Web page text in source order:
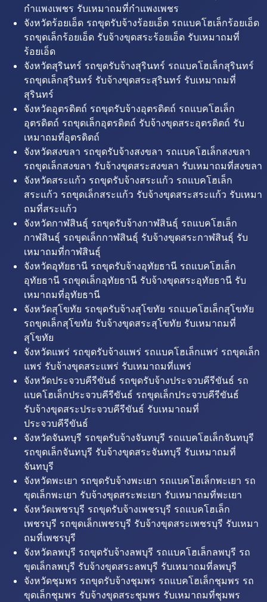
กำแพงเพชร รับเหมาถมที่กำแพงเพชร
จังหวัดร้อยเอ็ด รถขุดรับจ้างร้อยเอ็ด รถแบคโฮเล็กร้อยเอ็ด
รถขุดเล็กร้อยเอ็ด รับจ้างขุดสระร้อยเอ็ด รับเหมาถมที่
ร้อยเอ็ด
จังหวัดสุรินทร์ รถขุดรับจ้างสุรินทร์ รถแบคโฮเล็กสุรินทร์
รถขุดเล็กสุรินทร์ รับจ้างขุดสระสุรินทร์ รับเหมาถมที่
สุรินทร์
จังหวัดอุตรดิตถ์ รถขุดรับจ้างอุตรดิตถ์ รถแบคโฮเล็ก
อุตรดิตถ์ รถขุดเล็กอุตรดิตถ์ รับจ้างขุดสระอุตรดิตถ์ รับ
เหมาถมที่อุตรดิตถ์
จังหวัดสงขลา รถขุดรับจ้างสงขลา รถแบคโฮเล็กสงขลา
รถขุดเล็กสงขลา รับจ้างขุดสระสงขลา รับเหมาถมที่สงขลา
จังหวัดสระแก้ว รถขุดรับจ้างสระแก้ว รถแบคโฮเล็ก
สระแก้ว รถขุดเล็กสระแก้ว รับจ้างขุดสระสระแก้ว รับเหมา
ถมที่สระแก้ว
จังหวัดกาฬสินธุ์ รถขุดรับจ้างกาฬสินธุ์ รถแบคโฮเล็ก
กาฬสินธุ์ รถขุดเล็กกาฬสินธุ์ รับจ้างขุดสระกาฬสินธุ์ รับ
เหมาถมที่กาฬสินธุ์
จังหวัดอุทัยธานี รถขุดรับจ้างอุทัยธานี รถแบคโฮเล็ก
อุทัยธานี รถขุดเล็กอุทัยธานี รับจ้างขุดสระอุทัยธานี รับ
เหมาถมที่อุทัยธานี
จังหวัดสุโขทัย รถขุดรับจ้างสุโขทัย รถแบคโฮเล็กสุโขทัย
รถขุดเล็กสุโขทัย รับจ้างขุดสระสุโขทัย รับเหมาถมที่
สุโขทัย
จังหวัดแพร่ รถขุดรับจ้างแพร่ รถแบคโฮเล็กแพร่ รถขุดเล็ก
แพร่ รับจ้างขุดสระแพร่ รับเหมาถมที่แพร่
จังหวัดประจวบคีรีขันธ์ รถขุดรับจ้างประจวบคีรีขันธ์ รถ
แบคโฮเล็กประจวบคีรีขันธ์ รถขุดเล็กประจวบคีรีขันธ์
รับจ้างขุดสระประจวบคีรีขันธ์ รับเหมาถมที่
ประจวบคีรีขันธ์
จังหวัดจันทบุรี รถขุดรับจ้างจันทบุรี รถแบคโฮเล็กจันทบุรี
รถขุดเล็กจันทบุรี รับจ้างขุดสระจันทบุรี รับเหมาถมที่
จันทบุรี
จังหวัดพะเยา รถขุดรับจ้างพะเยา รถแบคโฮเล็กพะเยา รถ
ขุดเล็กพะเยา รับจ้างขุดสระพะเยา รับเหมาถมที่พะเยา
จังหวัดเพชรบุรี รถขุดรับจ้างเพชรบุรี รถแบคโฮเล็ก
เพชรบุรี รถขุดเล็กเพชรบุรี รับจ้างขุดสระเพชรบุรี รับเหมา
ถมที่เพชรบุรี
จังหวัดลพบุรี รถขุดรับจ้างลพบุรี รถแบคโฮเล็กลพบุรี รถ
ขุดเล็กลพบุรี รับจ้างขุดสระลพบุรี รับเหมาถมที่ลพบุรี
จังหวัดชุมพร รถขุดรับจ้างชุมพร รถแบคโฮเล็กชุมพร รถ
ขุดเล็กชุมพร รับจ้างขุดสระชุมพร รับเหมาถมที่ชุมพร